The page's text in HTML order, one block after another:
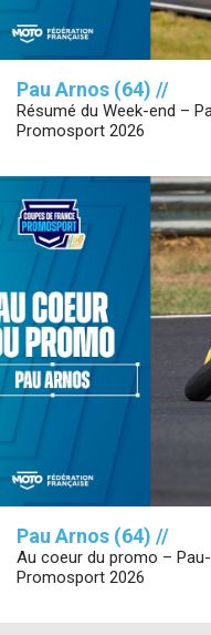
Pau Arnos (64) //
Résumé du Week-end –
Promosport 2026
Pau Arnos (64) //
Au coeur du promo –
Promosport 2026